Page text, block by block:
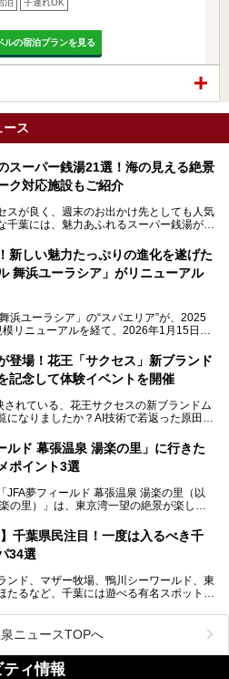
泊 子連れOK
ルの宿泊プランを見る
ース
スーパー銭湯21選！海の見える絶景
ク対応施設もご紹介
スが良く、週末のお出かけ先としても人気
千葉には、魅力あふれるスーパー銭湯がた
りととのいたい」「海が見える絶景で非日
「子連れでも気兼ねなく1日過ごした
ズに応える施設が揃っているため、その日
設がきっと見つかるはずです。
24時間営業で深夜まで滞在できる施設
コワーキングスペースを備えた仕事もでき
り、ただの入浴施設にとどまらない進化を
スーパー銭湯から絶景施設、コワーキング
ペースが充実した施設、子連れファミリー
目的に合わせたおすすめの施設を紹介しま
新しい魅力たっぷりの進化を遂げた
舞浜ユーラシア」がリニューアル
浜ユーラシア」の“スパエリア”が、2025
リニューアルを経て、2026年1月15日
れ変わった浴場・サウナの魅力を、人気キ
ラシわん」と一緒にご紹介します。必見の
舞浜ユーラシア【PR】
登場！花王「サクセス」新ブランド
記念して体験イベントを開催
れている、花王サクセスの新ブランドム
になりましたか？AI技術で若返った原田泰
す。公開を記念して、スパメッツァおおた
体験イベントを開催。花王サクセスの製品
ャンスです！
会社【PR】
式会社商品のPRレポート記事です。
ルド 幕張温泉 湯楽の里」に行きた
ポイント3選
JFA夢フィールド 幕張温泉 湯楽の里（以
の里）」は、東京湾一望の絶景が楽しめ
露天風呂、サウナ、岩盤浴のほか、高濃度
るお休み処や食事処、展望抜群の屋上ま
たっぷり楽しめます。
施設の中でも、特におススメしたい3つの
厳選してお届けします。読めばきっと、行
】千葉県民注目！一度は入るべき千
34選
ンド、マザー牧場、鴨川シーワールド、東
たるなど、千葉には遊べる有名スポットが
県で育ち、つい最近まで千葉在住だった私
度は入るべき千葉の温泉・スパ34選をま
ニュースTOPへ
ィ情報